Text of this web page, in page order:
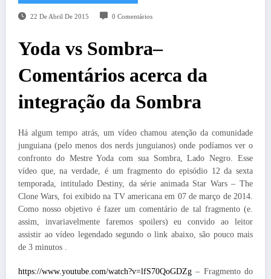
22 De Abril De 2015 0 Comentários
Yoda vs Sombra–
Comentários acerca da
integração da Sombra
Há algum tempo atrás, um vídeo chamou atenção da comunidade
junguiana (pelo menos dos nerds junguianos) onde podíamos ver o
confronto do Mestre Yoda com sua Sombra, Lado Negro. Esse
vídeo que, na verdade, é um fragmento do episódio 12 da sexta
temporada, intitulado Destiny, da série animada Star Wars – The
Clone Wars, foi exibido na TV americana em 07 de março de 2014.
Como nosso objetivo é fazer um comentário de tal fragmento (e.
assim, invariavelmente faremos spoilers) eu convido ao leitor
assistir ao vídeo legendado segundo o link abaixo, são pouco mais
de 3 minutos .
https://www.youtube.com/watch?v=lfS70QoGDZg – Fragmento do